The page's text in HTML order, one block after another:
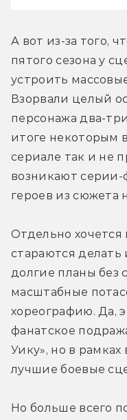
А вот из-за того,
пятого сезона у
устроить
Взорвали целый
персонажа два-
итоге некоторым
сериале так и не
возникают
героев из сюжета
Отдельно хочется
стараются
долгие планы без
масштабные
хореографию. Да,
фанатское
Уику», но в
лучшие боевые
Но больше всего